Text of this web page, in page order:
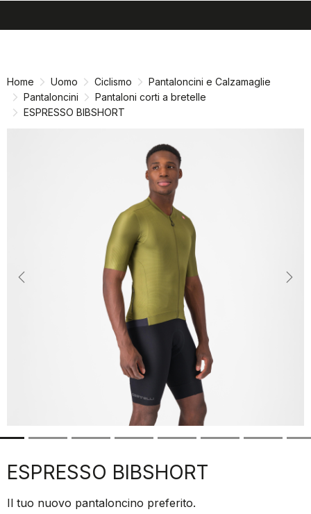
Home Uomo Ciclismo
Pantaloncini e Calzamaglie
Pantaloncini
Pantaloni corti a bretelle
ESPRESSO BIBSHORT
Previous
ESPRESSO BIBSHORT
Il tuo nuovo pantaloncino preferito.